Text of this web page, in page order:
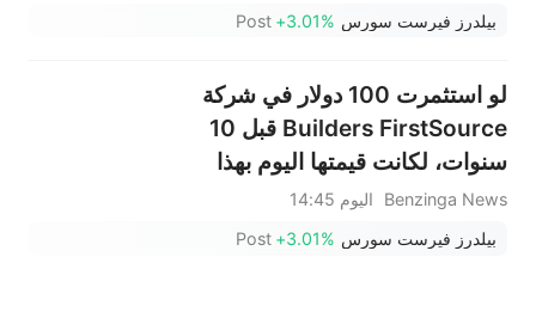
بيلدرز فيرست سورس +3.01%
Post
لو استثمرت 100 دولار في شركة
Builders FirstSource قبل 10
سنوات، لكانت قيمتها اليوم بهذا
القدر.
Benzinga News
اليوم 14:45
بيلدرز فيرست سورس +3.01%
Post